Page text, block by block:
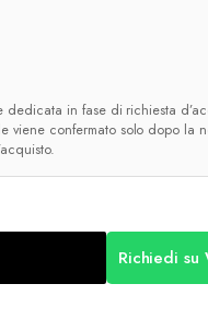
in fase di richiesta
viene confermato solo dopo la
Richiedi su